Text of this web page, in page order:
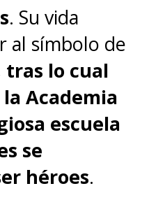
. Su vida
al símbolo de
lo cual
Academia
escuela
se
héroes.